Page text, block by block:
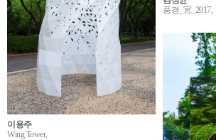
이용주
Wing Tower,
풍경_宮_2017,